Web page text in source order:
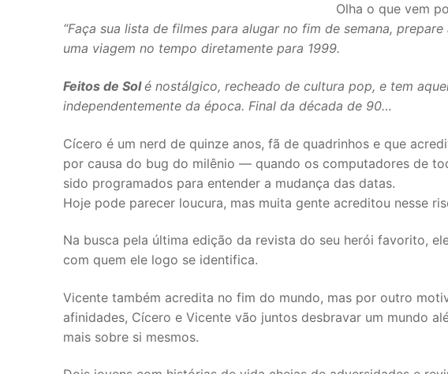
Olha o que vem
“Faça sua lista de filmes para alugar no fim de semana,
uma viagem no tempo diretamente para 1999.
Feitos de Solé nostálgico, recheado de cultura pop, e tem
independentemente da época. Final da década de 90…
Cícero é um nerd de quinze anos, fã de quadrinhos e que
por causa do bug do milênio — quando os computadores de
sido programados para entender a mudança das datas.
Hoje pode parecer loucura, mas muita gente acreditou nesse
Na busca pela última edição da revista do seu herói favorito,
com quem ele logo se identifica.
Vicente também acredita no fim do mundo, mas por outro
afinidades, Cícero e Vicente vão juntos desbravar um mundo
mais sobre si mesmos.